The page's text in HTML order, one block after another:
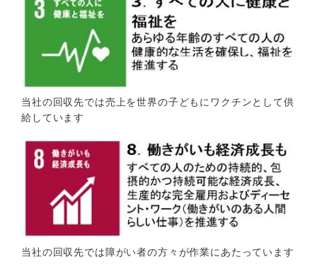
当社の回収先では売上を世界の子どもにワクチンとして供
給しています
当社の回収先では障がい者の方々が作業にあたっています